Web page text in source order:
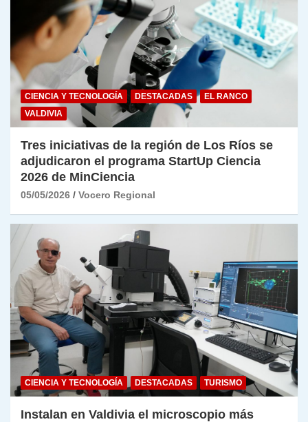
CIENCIA Y TECNOLOGÍA DESTACADAS
EL RANCO
VALDIVIA
Tres iniciativas de la región de Los Ríos se
adjudicaron el programa StartUp Ciencia
2026 de MinCiencia
05/05/2026 Vocero Regional
CIENCIA Y TECNOLOGÍA DESTACADAS TURISMO
Instalan en Valdivia el microscopio más